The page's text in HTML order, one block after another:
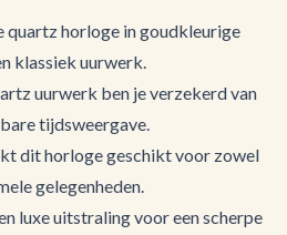
horloge in goudkleurige
klassiek uurwerk.
uurwerk ben je verzekerd van
tijdsweergave.
dit horloge geschikt voor zowel
gelegenheden.
luxe uitstraling voor een scherpe